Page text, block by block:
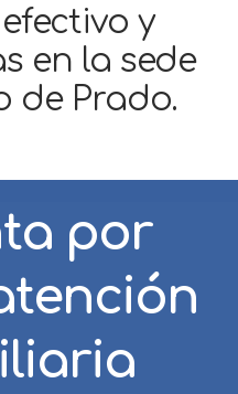
y
en la sede
de Prado.
por